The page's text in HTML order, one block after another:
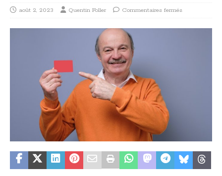
août 2, 2023 Quentin Foller Commentaires fermés